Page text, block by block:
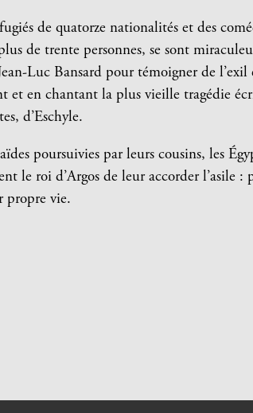
de quatorze nationalités et des
de trente personnes, se sont
Luc Bansard pour témoigner de l’exil
et en chantant la plus vieille tragédie
d’Eschyle.
poursuivies par leurs cousins, les
le roi d’Argos de leur accorder l’asile :
propre vie.